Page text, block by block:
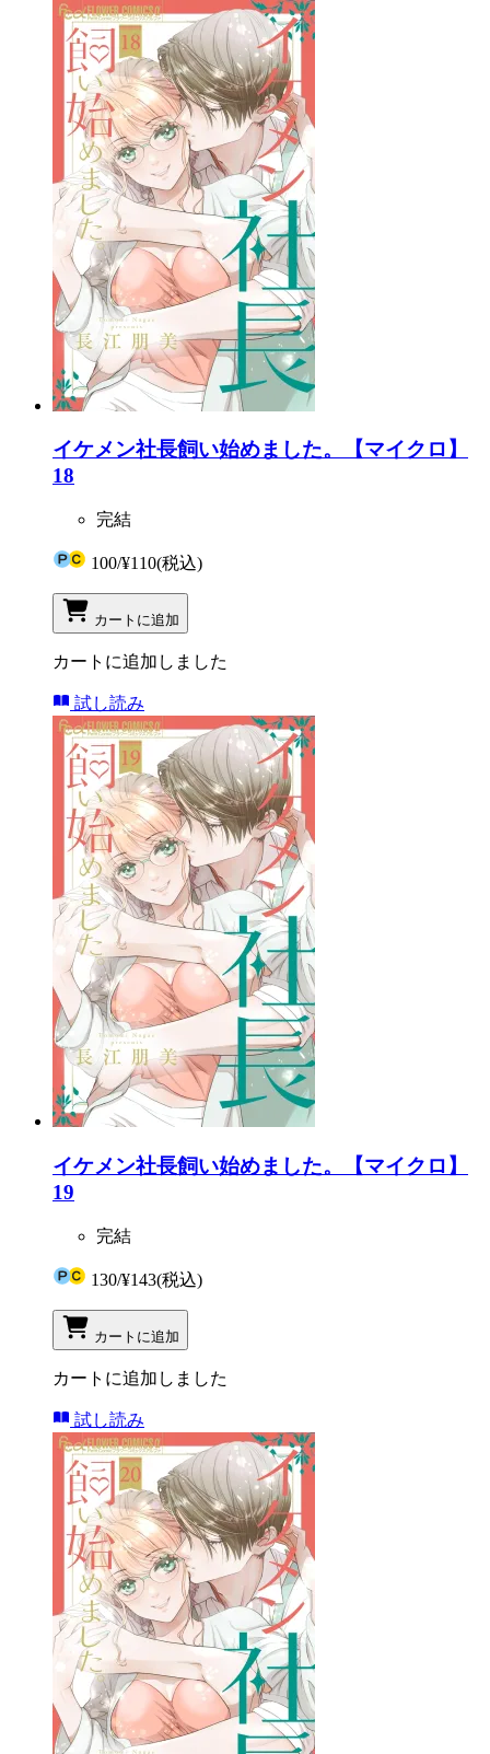
イケメン社長飼い始めました。【マイクロ】
18
完結
100/¥110(税込)
カートに追加
カートに追加しました
試し読み
イケメン社長飼い始めました。【マイクロ】
19
完結
130/¥143(税込)
カートに追加
カートに追加しました
試し読み